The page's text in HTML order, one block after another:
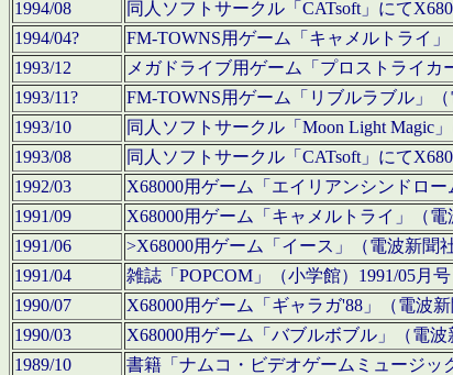
1994/08
同人ソフトサークル「CATsoft」にて
1994/04?
FM-TOWNS用ゲーム「キャメルトライ
1993/12
メガドライブ用ゲーム「プロストライカ
1993/11?
FM-TOWNS用ゲーム「リブルラブル」
1993/10
同人ソフトサークル「Moon Light Magic
1993/08
同人ソフトサークル「CATsoft」にて
1992/03
X68000用ゲーム「エイリアンシンドロ
1991/09
X68000用ゲーム「キャメルトライ」（
1991/06
>X68000用ゲーム「イース」（電波新聞
1991/04
雑誌「POPCOM」（小学館）1991/05月
1990/07
X68000用ゲーム「ギャラガ'88」（電波
1990/03
X68000用ゲーム「バブルボブル」（電
1989/10
書籍「ナムコ・ビデオゲームミュージッ